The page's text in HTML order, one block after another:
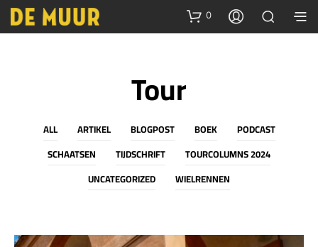
0
Tour
ALL ARTIKEL BLOGPOST BOEK
PODCAST
SCHAATSEN
TIJDSCHRIFT
TOURCOLUMNS 2024
UNCATEGORIZED
WIELRENNEN